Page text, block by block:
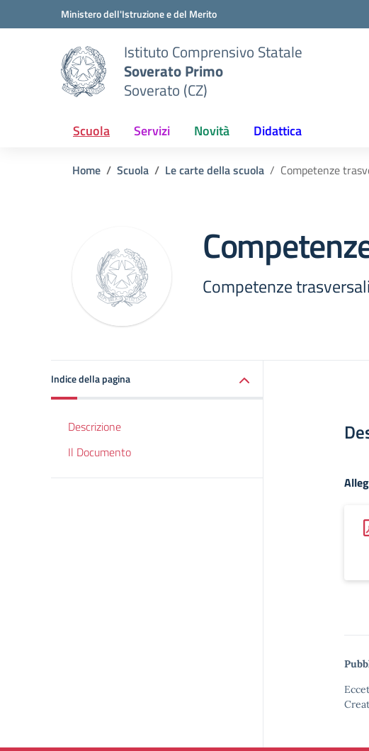
Vai ai contenuti
Vai al menu di navigazioneMinistero dell'Istruzione e del Merito
Istituto Comprensivo Statale
Soverato Primo
Soverato (CZ)
Scuola Servizi Novità Didattica
Home Scuola Le carte della scuola Competenze
Competenze trasversali
Indice della pagina
Descrizione
Il Documento